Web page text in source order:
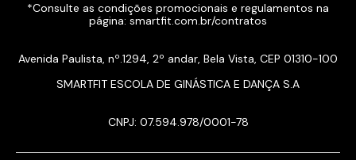
*Consulte as condições promocionais e regulamentos na
página: smartfit.com.br/contratos
Avenida Paulista, nº.1294, 2º andar, Bela Vista, CEP 01310-100
SMARTFIT ESCOLA DE GINÁSTICA E DANÇA S.A
CNPJ: 07.594.978/0001-78